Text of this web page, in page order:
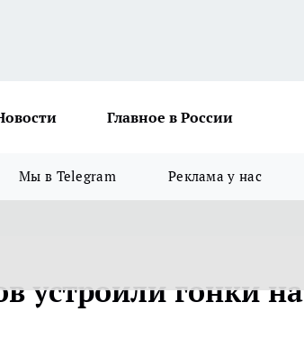
Главное в России
Мы в Telegram Реклама у нас
устроили гонки на